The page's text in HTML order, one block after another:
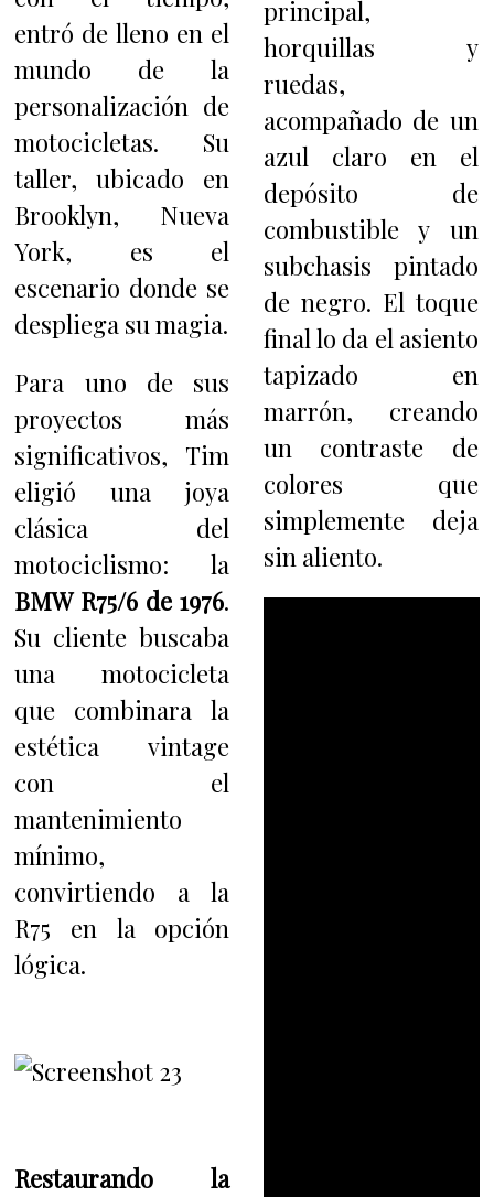
entró de lleno en el
mundo de la
personalización de
motocicletas. Su
taller, ubicado en
Brooklyn, Nueva
York, es el
escenario donde se
despliega su magia.
Para uno de sus
proyectos más
significativos, Tim
eligió una joya
clásica del
motociclismo: la
BMW R75/6 de 1976.
Su cliente buscaba
una motocicleta
que combinara la
estética vintage
con el
mantenimiento
mínimo,
convirtiendo a la
R75 en la opción
lógica.
Restaurando la
principal,
horquillas y
ruedas,
acompañado de un
azul claro en el
depósito de
combustible y un
subchasis pintado
de negro. El toque
final lo da el asiento
tapizado en
marrón, creando
un contraste de
colores que
simplemente deja
sin aliento.